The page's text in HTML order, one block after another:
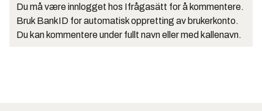
Du må være innlogget hos Ifrågasätt for å kommentere.
Bruk BankID for automatisk oppretting av brukerkonto.
Du kan kommentere under fullt navn eller med kallenavn.